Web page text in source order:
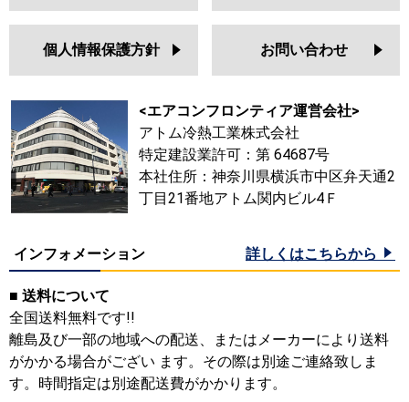
個人情報保護方針 お問い合わせ
<エアコンフロンティア運営会社>
アトム冷熱工業株式会社
特定建設業許可：第 64687号
本社住所：神奈川県横浜市中区弁天通2
丁目21番地アトム関内ビル4Ｆ
インフォメーション 詳しくはこちらから
■ 送料について
全国送料無料です!!
離島及び一部の地域への配送、またはメーカーにより送料
がかかる場合がござい ます。その際は別途ご連絡致しま
す。時間指定は別途配送費がかかります。